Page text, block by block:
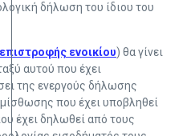
δήλωση του ίδιου του
επιστροφής ενοικίου) θα γίνει
αυτού που έχει
της ενεργούς δήλωσης
που έχει υποβληθεί
έχει δηλωθεί από τους